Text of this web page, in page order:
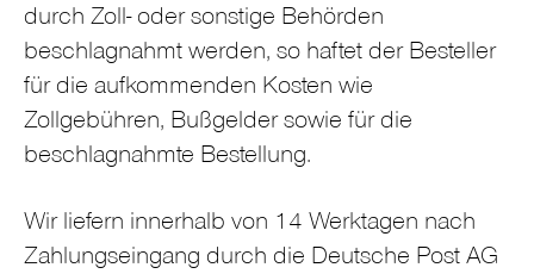
durch Zoll- oder sonstige Behörden
beschlagnahmt werden, so haftet der Besteller
für die aufkommenden Kosten wie
Zollgebühren, Bußgelder sowie für die
beschlagnahmte Bestellung.
Wir liefern innerhalb von 14 Werktagen nach
Zahlungseingang durch die Deutsche Post AG